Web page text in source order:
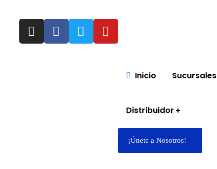
Inicio Sucursales
Distribuidor
¡Únete a Nosotros!